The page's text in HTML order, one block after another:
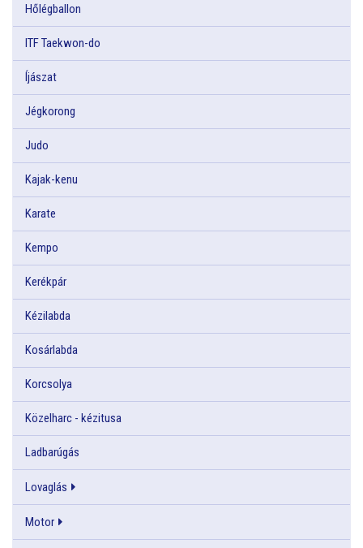
Hőlégballon
ITF Taekwon-do
Íjászat
Jégkorong
Judo
Kajak-kenu
Karate
Kempo
Kerékpár
Kézilabda
Kosárlabda
Korcsolya
Közelharc - kézitusa
Ladbarúgás
Lovaglás
Motor